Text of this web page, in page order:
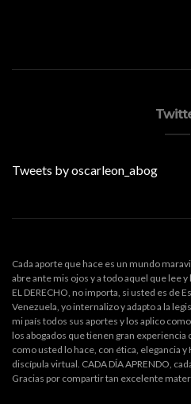
Tweets by oscarleon_abog
Cada aporte que hace es un mundo
abre ante mis ojos y a todo aquel que lee
EL DERECHO, no importa, si usted es de
Venezuela, yo internalizo y adapto a la
mi país todos sus aportes y los aplico
los abogados que tienen gran
como usted lo hace, con ética, elegancia y
discípula virtual. CADA DÍA APRENDO,
Gracias por compartir tan excelente